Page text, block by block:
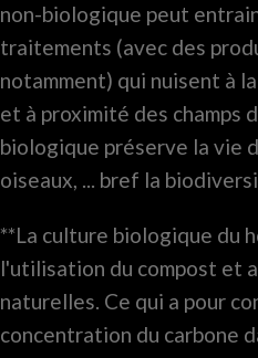
non-biologique peut
traitements (avec des
notamment) qui nuisent à
et à proximité des champs
biologique préserve la vie
oiseaux, ... bref la
**La culture biologique du
l'utilisation du compost et
naturelles. Ce qui a pour
concentration du carbone